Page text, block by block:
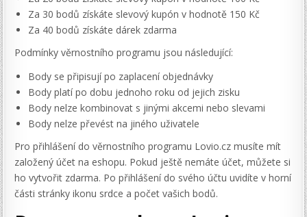
Za 30 bodů získáte slevový kupón v hodnotě 150 Kč
Za 40 bodů získáte dárek zdarma
Podmínky věrnostního programu jsou následující:
Body se připisují po zaplacení objednávky
Body platí po dobu jednoho roku od jejich zisku
Body nelze kombinovat s jinými akcemi nebo slevami
Body nelze převést na jiného uživatele
Pro přihlášení do věrnostního programu Lovio.cz musíte mít
založený účet na eshopu. Pokud ještě nemáte účet, můžete si
ho vytvořit zdarma. Po přihlášení do svého účtu uvidíte v horní
části stránky ikonu srdce a počet vašich bodů.